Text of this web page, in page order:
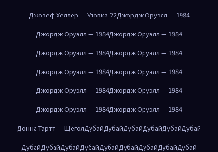
Джозеф Хеллер — Уловка-22Джордж Оруэлл — 1984
Джордж Оруэлл — 1984Джордж Оруэлл — 1984
Джордж Оруэлл — 1984Джордж Оруэлл — 1984
Джордж Оруэлл — 1984Джордж Оруэлл — 1984
Джордж Оруэлл — 1984Джордж Оруэлл — 1984
Джордж Оруэлл — 1984Джордж Оруэлл — 1984
Донна Тартт — ЩеголДубайДубайДубайДубайДубайДубай
ДубайДубайДубайДубайДубайДубайДубайДубайДубай